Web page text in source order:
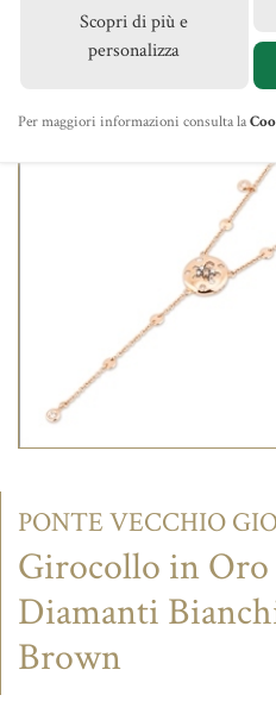
PONTE VECCHIO
Girocollo in Oro
Diamanti
Brown
Scopri di più e
personalizza
Per maggiori informazioni consulta la